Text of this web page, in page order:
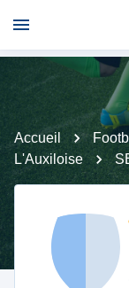
Accueil
L'Auxiloise